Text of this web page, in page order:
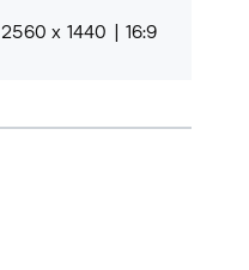
2560 x 1440 16:9